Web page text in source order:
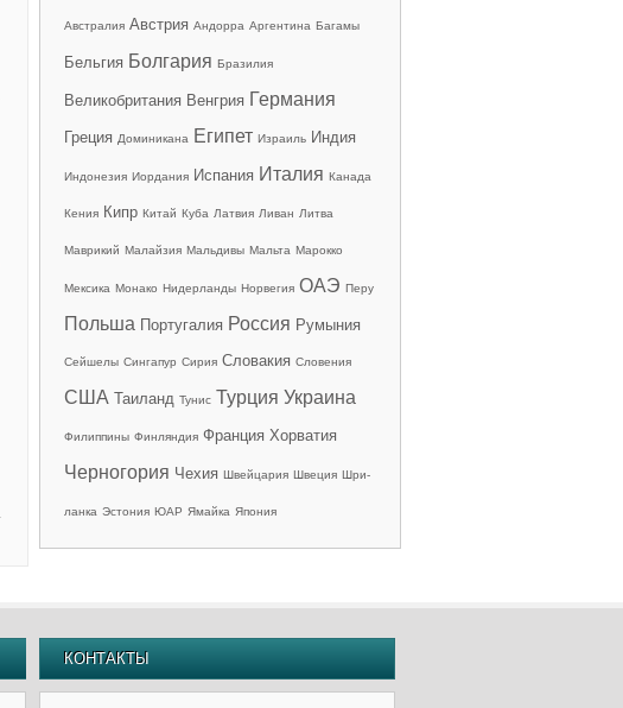
Австралия Австрия Андорра Аргентина Багамы
Бельгия Болгария Бразилия
Великобритания Венгрия Германия
Греция Доминикана Египет Израиль Индия
Индонезия Иордания Испания Италия Канада
Кения Кипр Китай Куба Латвия Ливан Литва
Маврикий Малайзия Мальдивы Мальта Марокко
Мексика Монако Нидерланды Норвегия ОАЭ Перу
Польша Португалия Россия Румыния
Сейшелы Сингапур Сирия Словакия Словения
США Таиланд Тунис Турция Украина
Филиппины Финляндия Франция Хорватия
Черногория Чехия Швейцария Швеция Шри-
ланка Эстония ЮАР Ямайка Япония
КОНТАКТЫ